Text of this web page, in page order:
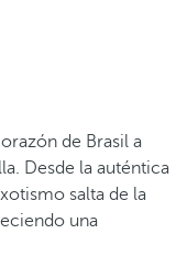
de Brasil a
Desde la auténtica
salta de la
una